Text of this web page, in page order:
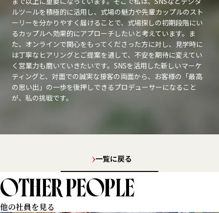
ルツールを積極的に活用し、式場の魅力や先輩カップルのスト
ーリーを分かりやすく届けることで、式場探しの初期段階にい
るカップルへ効果的にアプローチしたいと考えています。ま
た、オンラインで関心をもってくださった方に対し、見学時に
は丁寧なヒアリングとご提案を通して、不安を期待に変えてい
く営業力も磨いていきたいです。SNSを活用した新しいマーケ
ティングと、対面での誠実な接客の両面から、お客様の「最高
の思い出」の一歩を後押しできるプロデューサーになること
が、私の挑戦です。
一覧に戻る
OTHER PEOPLE
他の社員を見る